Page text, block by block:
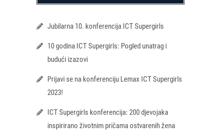
Jubilarna 10. konferencija ICT Supergirls
10 godina ICT Supergirls: Pogled unatrag i
budući izazovi
Prijavi se na konferenciju Lemax ICT Supergirls
2023!
ICT Supergirls konferencija: 200 djevojaka
inspirirano životnim pričama ostvarenih žena